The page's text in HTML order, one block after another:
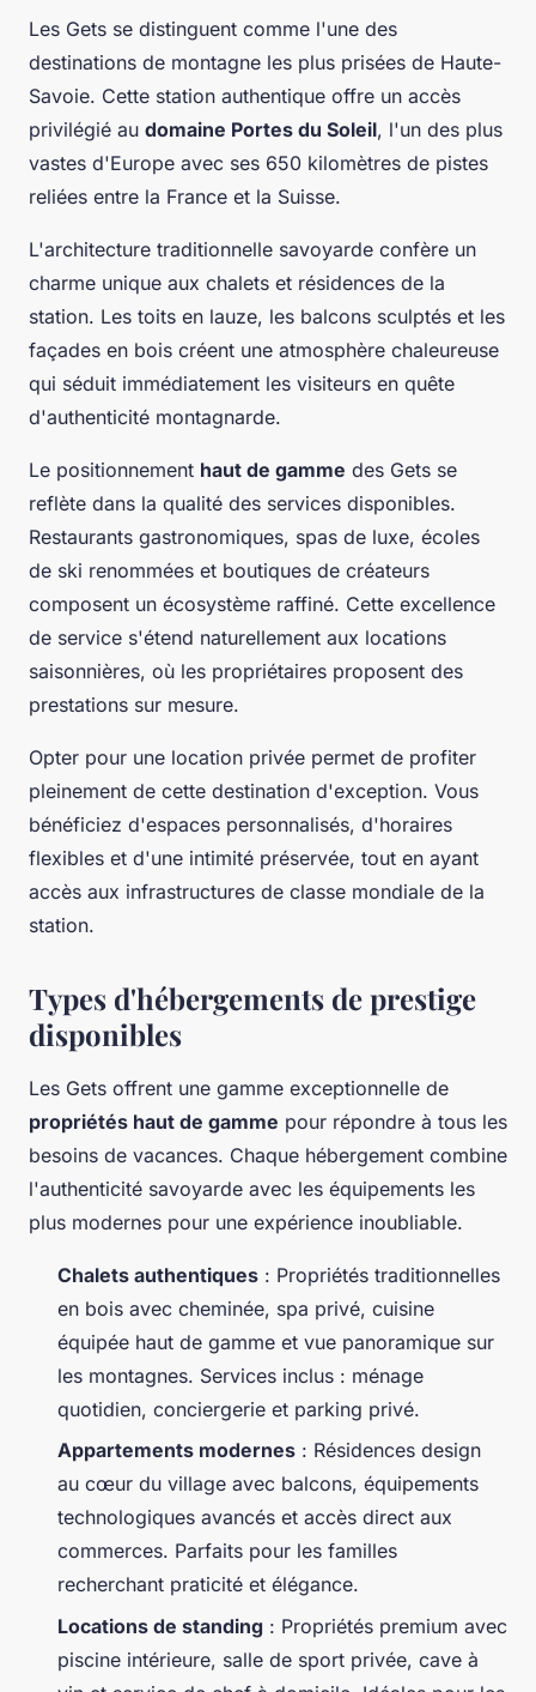
Les Gets se distinguent comme l'une des
destinations de montagne les plus prisées de Haute-
Savoie. Cette station authentique offre un accès
privilégié au domaine Portes du Soleil, l'un des plus
vastes d'Europe avec ses 650 kilomètres de pistes
reliées entre la France et la Suisse.
L'architecture traditionnelle savoyarde confère un
charme unique aux chalets et résidences de la
station. Les toits en lauze, les balcons sculptés et les
façades en bois créent une atmosphère chaleureuse
qui séduit immédiatement les visiteurs en quête
d'authenticité montagnarde.
Le positionnement haut de gamme des Gets se
reflète dans la qualité des services disponibles.
Restaurants gastronomiques, spas de luxe, écoles
de ski renommées et boutiques de créateurs
composent un écosystème raffiné. Cette excellence
de service s'étend naturellement aux locations
saisonnières, où les propriétaires proposent des
prestations sur mesure.
Opter pour une location privée permet de profiter
pleinement de cette destination d'exception. Vous
bénéficiez d'espaces personnalisés, d'horaires
flexibles et d'une intimité préservée, tout en ayant
accès aux infrastructures de classe mondiale de la
station.
Types d'hébergements de prestige
disponibles
Les Gets offrent une gamme exceptionnelle de
propriétés haut de gamme pour répondre à tous les
besoins de vacances. Chaque hébergement combine
l'authenticité savoyarde avec les équipements les
plus modernes pour une expérience inoubliable.
Chalets authentiques : Propriétés traditionnelles
en bois avec cheminée, spa privé, cuisine
équipée haut de gamme et vue panoramique sur
les montagnes. Services inclus : ménage
quotidien, conciergerie et parking privé.
Appartements modernes : Résidences design
au cœur du village avec balcons, équipements
technologiques avancés et accès direct aux
commerces. Parfaits pour les familles
recherchant praticité et élégance.
Locations de standing : Propriétés premium avec
piscine intérieure, salle de sport privée, cave à